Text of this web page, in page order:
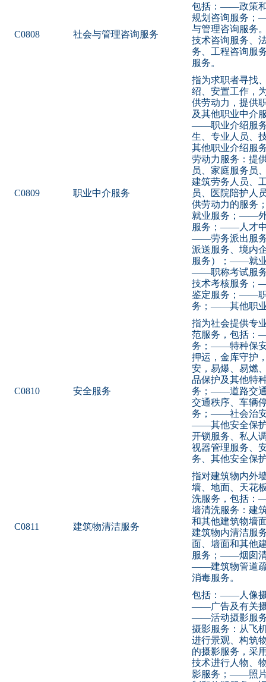
C0808 社会与管理咨询服务
包括：——政策
规划咨询服务
与管理咨询服务
技术咨询服务、
务、工程咨询服
服务。
C0809 职业中介服务
指为求职者寻找
绍、安置工作，
供劳动力，提供
及其他职业中介
——职业介绍服
生、专业人员、
其他职业介绍
劳动力服务：提
员、家庭服务员
建筑劳务人员、
员、医院陪护人
供劳动力的服
就业服务；——
服务；——人才
——劳务派出服
派送服务、境内
服务）；——就
——职称考试服
技术考核服务
鉴定服务；——
务；——其他职
C0810 安全服务
指为社会提供专
范服务，包括
务；——特种保
押运，金库守护
安，易爆、易燃
品保护及其他特
务；——道路交
交通秩序、车辆
务；——社会治
——其他安全保
开锁服务、私人
视器管理服务、
务、其他安全保
C0811 建筑物清洁服务
指对建筑物内外
墙、地面、天花
洗服务，包括
墙清洗服务：建
和其他建筑物
建筑物内清洁服
面、墙面和其他
服务；——烟囱
——建筑物管道
消毒服务。
包括：——人像
——广告及有关
——活动摄影服
摄影服务：从飞
进行景观、构筑
的摄影服务，采
技术进行人物、
影服务；——照